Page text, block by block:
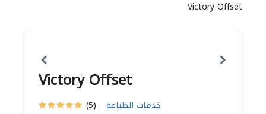
Victory Offset
Victory Offset
(5) خدمات الطباعة